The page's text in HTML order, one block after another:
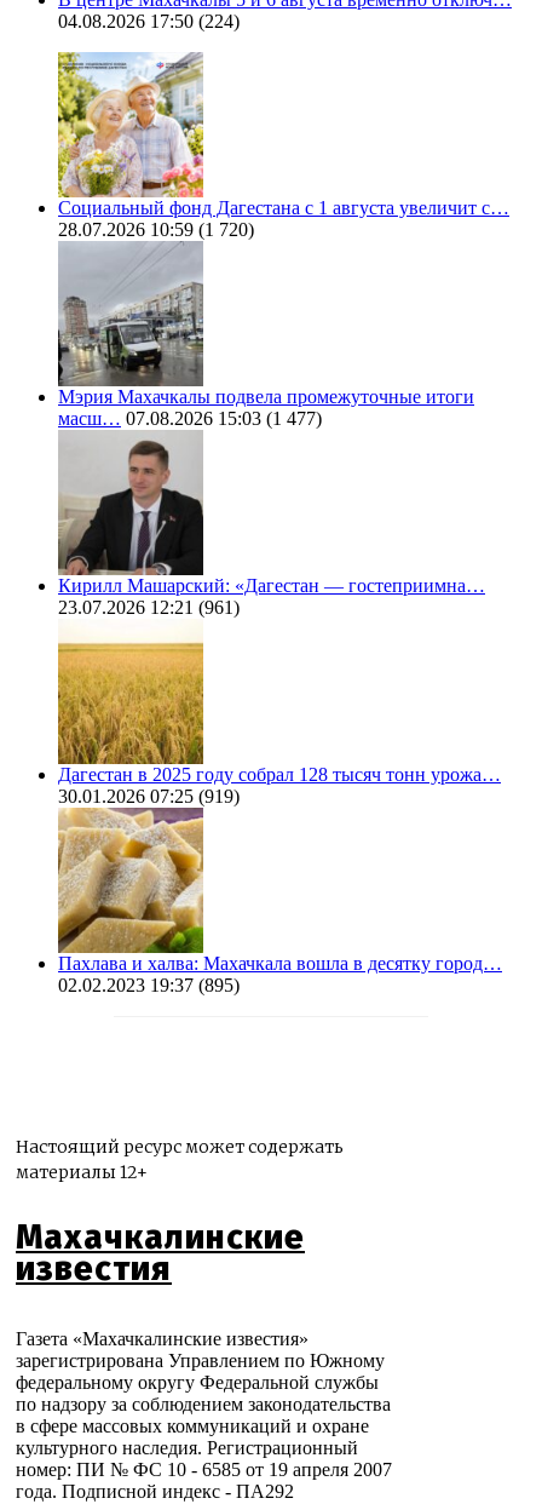
04.08.2026 17:50 (224)
Социальный фонд Дагестана с 1 августа увеличит с…
28.07.2026 10:59 (1 720)
Мэрия Махачкалы подвела промежуточные итоги
масш… 07.08.2026 15:03 (1 477)
Кирилл Машарский: «Дагестан — гостеприимна…
23.07.2026 12:21 (961)
Дагестан в 2025 году собрал 128 тысяч тонн урожа…
30.01.2026 07:25 (919)
Пахлава и халва: Махачкала вошла в десятку город…
02.02.2023 19:37 (895)
Настоящий ресурс может содержать
материалы 12+
Махачкалинские
известия
Газета «Махачкалинские известия»
зарегистрирована Управлением по Южному
федеральному округу Федеральной службы
по надзору за соблюдением законодательства
в сфере массовых коммуникаций и охране
культурного наследия. Регистрационный
номер: ПИ № ФС 10 - 6585 от 19 апреля 2007
года. Подписной индекс - ПА292